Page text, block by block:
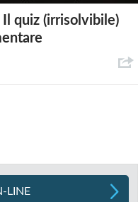
quiz (irrisolvibile)
LINE